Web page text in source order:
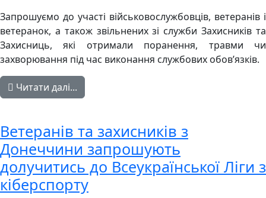
Запрошуємо до участі військовослужбовців, ветеранів і
ветеранок, а також звільнених зі служби Захисників та
Захисниць, які отримали поранення, травми чи
захворювання під час виконання службових обов’язків.
Читати далі...
Ветеранів та захисників з
Донеччини запрошують
долучитись до Всеукраїнської Ліги з
кіберспорту